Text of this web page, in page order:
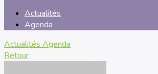
Actualités
Agenda
Actualités Agenda
Retour